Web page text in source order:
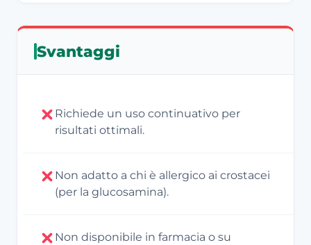
Svantaggi
Richiede un uso continuativo per
risultati ottimali.
Non adatto a chi è allergico ai crostacei
(per la glucosamina).
Non disponibile in farmacia o su